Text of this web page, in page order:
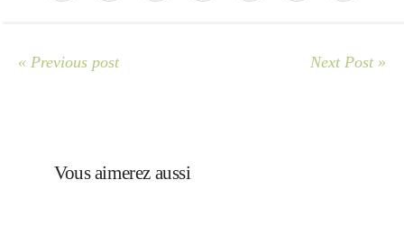
« Previous post Next Post »
Vous aimerez aussi